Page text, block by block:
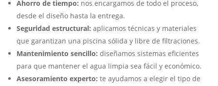
Ahorro de tiempo: nos encargamos de todo el proceso,
desde el diseño hasta la entrega.
Seguridad estructural: aplicamos técnicas y materiales
que garantizan una piscina sólida y libre de filtraciones.
Mantenimiento sencillo: diseñamos sistemas eficientes
para que mantener el agua limpia sea fácil y económico.
Asesoramiento experto: te ayudamos a elegir el tipo de